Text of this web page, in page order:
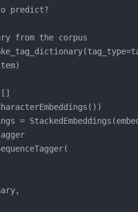
predict?
from the corpus
[]
=